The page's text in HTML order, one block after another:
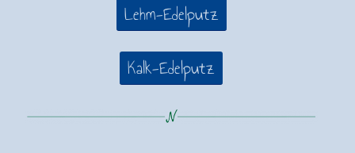
Lehm-Edelputz
Kalk-Edelputz